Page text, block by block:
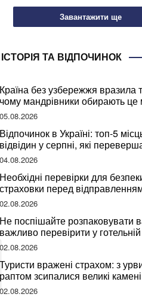
Завантажити ще
ІСТОРІЯ ТА ВІДПОЧИНОК
Країна без узбережжя вразила
чому мандрівники обирають це
відпочинок
05.08.2026
Відпочинок в Україні: топ-5
відвідин у серпні, які
закордонні враження
04.08.2026
Необхідні перевірки для
страховки перед
подорож
02.08.2026
Не поспішайте розпаковувати
важливо перевірити у
за словами досвідченої
02.08.2026
Туристи вражені страхом: з
раптом зсипалися великі камені
02.08.2026